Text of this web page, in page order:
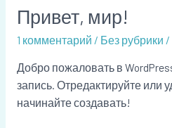
Привет, мир!
1 комментарий / Без рубрики /
Добро пожаловать в
запись. Отредактируйте или
начинайте создавать!
Привет,
мир!